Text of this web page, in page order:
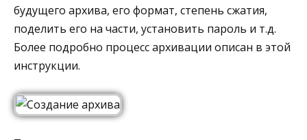
будущего архива, его формат, степень сжатия,
поделить его на части, установить пароль и т.д.
Более подробно процесс архивации описан в этой
инструкции.